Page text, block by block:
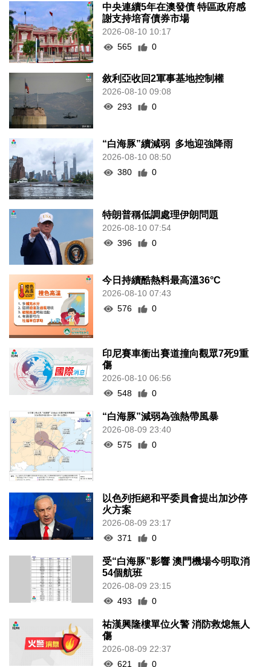
中央連續5年在澳發債 特區政府感
謝支持培育債券市場
2026-08-10 10:17
565
0
敘利亞收回2軍事基地控制權
2026-08-10 09:08
293
0
“白海豚”續減弱 多地迎強降雨
2026-08-10 08:50
380
0
特朗普稱低調處理伊朗問題
2026-08-10 07:54
396
0
今日持續酷熱料最高溫36°C
2026-08-10 07:43
576
0
印尼賽車衝出賽道撞向觀眾7死9重
傷
2026-08-10 06:56
548
0
“白海豚”減弱為強熱帶風暴
2026-08-09 23:40
575
0
以色列拒絕和平委員會提出加沙停
火方案
2026-08-09 23:17
371
0
受“白海豚”影響 澳門機場今明取消
54個航班
2026-08-09 23:15
493
0
祐漢興隆樓單位火警 消防救熄無人
傷
2026-08-09 22:37
621
0